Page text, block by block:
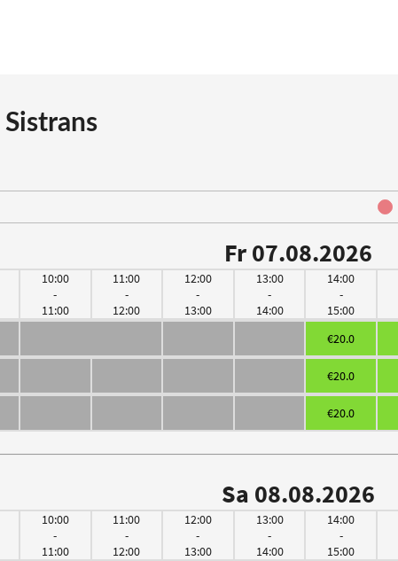
Fr 07.08.2026
10:00
-
11:00
11:00
-
12:00
12:00
-
13:00
13:00
-
14:00
14:00
-
15:00
€20.0
€20.0
€20.0
Sa 08.08.2026
10:00
-
11:00
11:00
-
12:00
12:00
-
13:00
13:00
-
14:00
14:00
-
15:00